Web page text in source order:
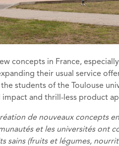
concepts in France,
their usual service
students of the Toulouse
and thrill-less product
de nouveaux concepts
et les universités ont
sains (fruits et légumes,